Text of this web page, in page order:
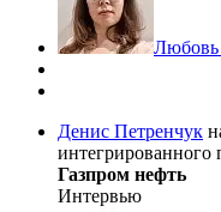
Денис Петренчук
интегрированного
Газпром нефть
Интервью